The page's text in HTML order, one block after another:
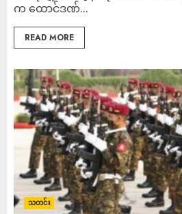
က ထောင်ဒဏ်...
READ MORE
သတင်း